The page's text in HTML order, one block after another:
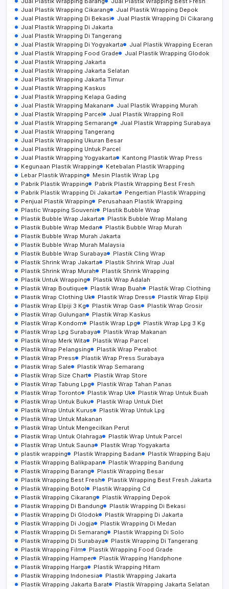
Jual Plastik Wrapping Cikarang
Jual Plastik Wrapping Depok
Jual Plastik Wrapping Di Bekasi
Jual Plastik Wrapping Di Cikarang
Jual Plastik Wrapping Di Jakarta
Jual Plastik Wrapping Di Tangerang
Jual Plastik Wrapping Di Yogyakarta
Jual Plastik Wrapping Eceran
Jual Plastik Wrapping Food Grade
Jual Plastik Wrapping Glodok
Jual Plastik Wrapping Jakarta
Jual Plastik Wrapping Jakarta Selatan
Jual Plastik Wrapping Jakarta Timur
Jual Plastik Wrapping Kaskus
Jual Plastik Wrapping Kelapa Gading
Jual Plastik Wrapping Makanan
Jual Plastik Wrapping Murah
Jual Plastik Wrapping Parcel
Jual Plastik Wrapping Roll
Jual Plastik Wrapping Semarang
Jual Plastik Wrapping Surabaya
Jual Plastik Wrapping Tangerang
Jual Plastik Wrapping Ukuran Besar
Jual Plastik Wrapping Untuk Parcel
Jual Plastik Wrapping Yogyakarta
Kantong Plastik Wrap Press
Kegunaan Plastik Wrapping
Ketebalan Plastik Wrapping
Lebar Plastik Wrapping
Mesin Plastik Wrap Lpg
Pabrik Plastik Wrapping
Pabrik Plastik Wrapping Best Fresh
Pabrik Plastik Wrapping Di Jakarta
Pengertian Plastik Wrapping
Penjual Plastik Wrapping
Perusahaan Plastik Wrapping
Plastic Wrapping Souvenir
Plastik Bubble Wrap
Plastik Bubble Wrap Jakarta
Plastik Bubble Wrap Malang
Plastik Bubble Wrap Medan
Plastik Bubble Wrap Murah
Plastik Bubble Wrap Murah Jakarta
Plastik Bubble Wrap Murah Malaysia
Plastik Bubble Wrap Surabaya
Plastik Cling Wrap
Plastik Shrink Wrap Jakarta
Plastik Shrink Wrap Jual
Plastik Shrink Wrap Murah
Plastik Shrink Wrapping
Plastik Untuk Wrapping
Plastik Wrap Adalah
Plastik Wrap Boutique
Plastik Wrap Buah
Plastik Wrap Clothing
Plastik Wrap Clothing Uk
Plastik Wrap Dress
Plastik Wrap Elpiji
Plastik Wrap Elpiji 3 Kg
Plastik Wrap Gas
Plastik Wrap Grosir
Plastik Wrap Gulungan
Plastik Wrap Kaskus
Plastik Wrap Kondom
Plastik Wrap Lpg
Plastik Wrap Lpg 3 Kg
Plastik Wrap Lpg Surabaya
Plastik Wrap Makanan
Plastik Wrap Merk Wita
Plastik Wrap Parcel
Plastik Wrap Pelangsing
Plastik Wrap Perabot
Plastik Wrap Press
Plastik Wrap Press Surabaya
Plastik Wrap Sale
Plastik Wrap Semarang
Plastik Wrap Size Chart
Plastik Wrap Store
Plastik Wrap Tabung Lpg
Plastik Wrap Tahan Panas
Plastik Wrap Toronto
Plastik Wrap Uk
Plastik Wrap Untuk Buah
Plastik Wrap Untuk Buku
Plastik Wrap Untuk Diet
Plastik Wrap Untuk Kurus
Plastik Wrap Untuk Lpg
Plastik Wrap Untuk Makanan
Plastik Wrap Untuk Mengecilkan Perut
Plastik Wrap Untuk Olahraga
Plastik Wrap Untuk Parcel
Plastik Wrap Untuk Sauna
Plastik Wrap Yogyakarta
plastik wrapping
Plastik Wrapping Badan
Plastik Wrapping Baju
Plastik Wrapping Balikpapan
Plastik Wrapping Bandung
Plastik Wrapping Barang
Plastik Wrapping Besar
Plastik Wrapping Best Fresh
Plastik Wrapping Best Fresh Jakarta
Plastik Wrapping Botol
Plastik Wrapping Cd
Plastik Wrapping Cikarang
Plastik Wrapping Depok
Plastik Wrapping Di Bandung
Plastik Wrapping Di Bekasi
Plastik Wrapping Di Glodok
Plastik Wrapping Di Jakarta
Plastik Wrapping Di Jogja
Plastik Wrapping Di Medan
Plastik Wrapping Di Semarang
Plastik Wrapping Di Solo
Plastik Wrapping Di Surabaya
Plastik Wrapping Di Tangerang
Plastik Wrapping Film
Plastik Wrapping Food Grade
Plastik Wrapping Hamper
Plastik Wrapping Handphone
Plastik Wrapping Harga
Plastik Wrapping Hitam
Plastik Wrapping Indonesia
Plastik Wrapping Jakarta
Plastik Wrapping Jakarta Barat
Plastik Wrapping Jakarta Selatan